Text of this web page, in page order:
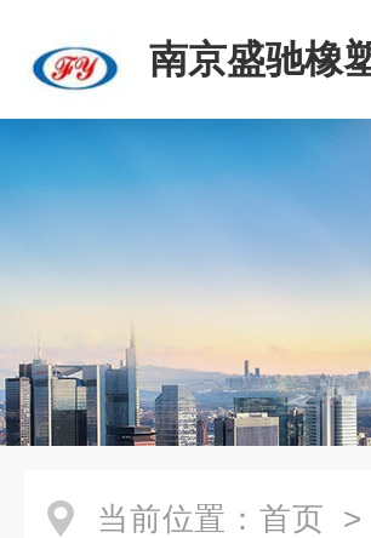
南京盛驰橡
司
当前位置： 首页 >